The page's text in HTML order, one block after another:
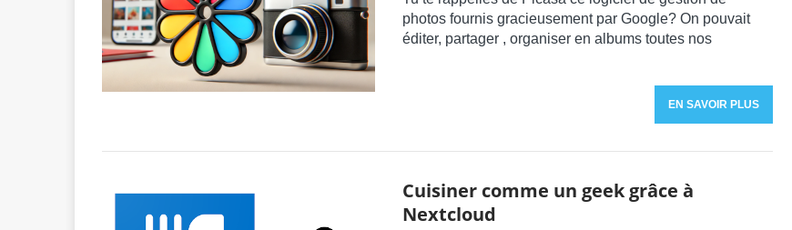
photos fournis gracieusement par Google? On pouvait
éditer, partager , organiser en albums toutes nos
EN SAVOIR PLUS
Cuisiner comme un geek grâce à
Nextcloud